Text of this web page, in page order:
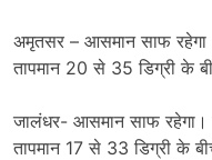
अमृतसर – आसमान साफ रहेगा।
तापमान 20 से 35 डिग्री के
जालंधर- आसमान साफ रहेगा।
तापमान 17 से 33 डिग्री के